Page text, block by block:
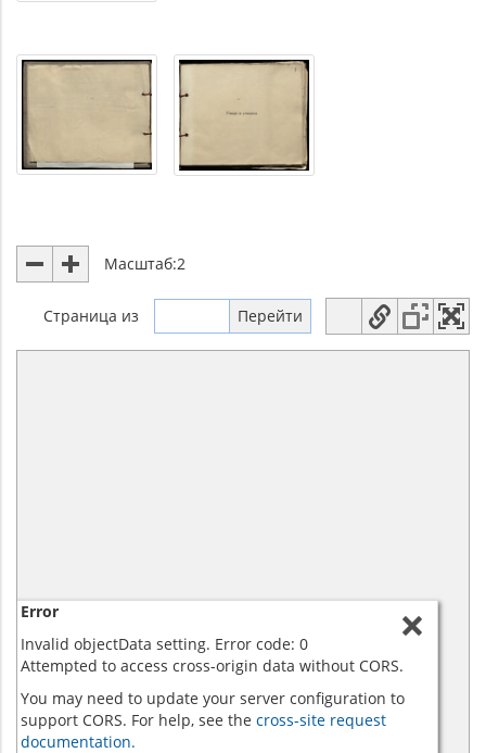
Масштаб:2
Страница из
Error
Invalid objectData setting. Error code: 0
Attempted to access cross-origin data without CORS.
You may need to update your server configuration to
support CORS. For help, see the cross-site request
documentation.